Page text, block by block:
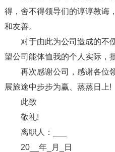
得，舍不得领导们的谆谆教诲
和友善。
对于由此为公司造成的不
望公司能体恤我的个人实际，
再次感谢公司，感谢各位
展旅途中步步为赢、蒸蒸日上!
此致
敬礼!
离职人：___
20__年_月_日